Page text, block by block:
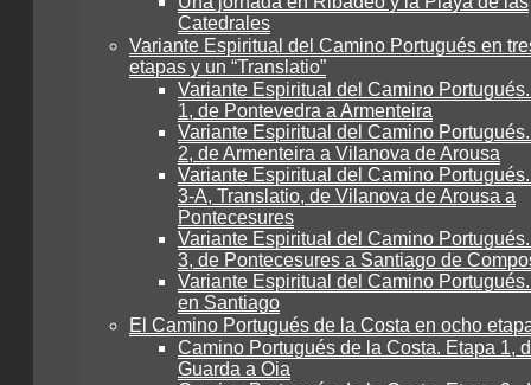
Catedrales
Variante Espiritual del Camino Portugués en
etapas y un “Translatio”
Variante Espiritual del Camino
1, de Pontevedra a Armenteira
Variante Espiritual del Camino
2, de Armenteira a Vilanova de Arousa
Variante Espiritual del Camino
3-A, Translatio, de Vilanova de Arousa a
Pontecesures
Variante Espiritual del Camino
3, de Pontecesures a Santiago de
Variante Espiritual del Camino
en Santiago
El Camino Portugués de la Costa en ocho
Camino Portugués de la Costa. Etapa 1,
Guarda a Oia